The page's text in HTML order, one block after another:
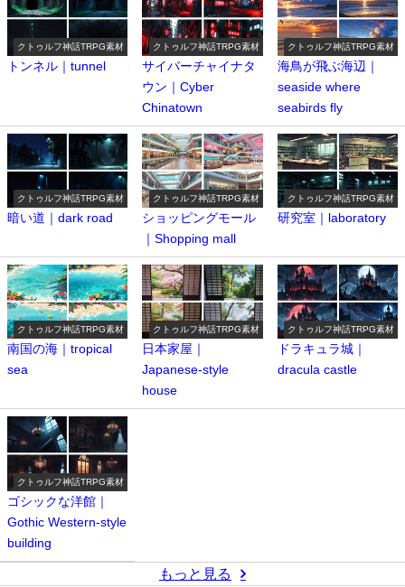
クトゥルフ神話TRPG素材
トンネル｜tunnel
クトゥルフ神話TRPG素材
サイバーチャイナタ
ウン｜Cyber ​​
Chinatown
クトゥルフ神話TRPG素材
海鳥が飛ぶ海辺｜
seaside where
seabirds fly
クトゥルフ神話TRPG素材
暗い道｜dark road
クトゥルフ神話TRPG素材
ショッピングモール
｜Shopping mall
クトゥルフ神話TRPG素材
研究室｜laboratory
クトゥルフ神話TRPG素材
南国の海｜tropical
sea
クトゥルフ神話TRPG素材
日本家屋｜
Japanese-style
house
クトゥルフ神話TRPG素材
ドラキュラ城｜
dracula castle
クトゥルフ神話TRPG素材
ゴシックな洋館｜
Gothic Western-style
building
もっと見る